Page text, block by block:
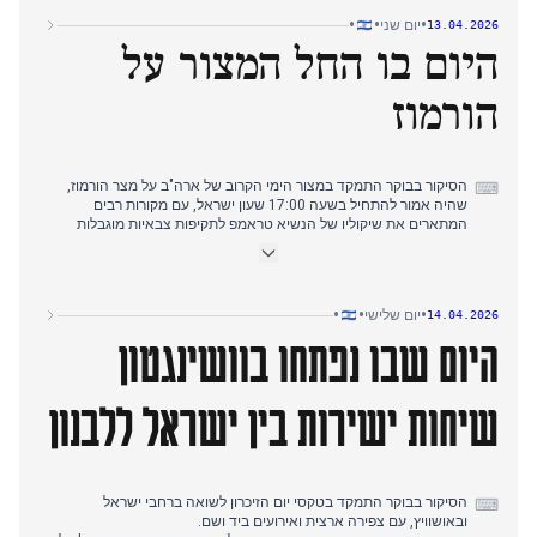
וחששות ממתקפת מנע איראנית, תוך ציון סיום שלטונו בן שש-עשרה
השנים של ויקטור אורבן בהונגריה.
13.04.2026
•יום שני•
•
היום בו החל המצור על
הורמוז
⌨ הסיקור בבוקר התמקד במצור הימי הקרוב של ארה"ב על מצר הורמוז,
שהיה אמור להתחיל בשעה 17:00 שעון ישראל, עם מקורות רבים
המתארים את שיקוליו של הנשיא טראמפ לתקיפות צבאיות מוגבלות
דיווחים בשעות אחר הצהריים המוקדמות אישרו את יישום המצור בשעה
בצפון ישראל.
של ראש הממשלה נתניהו שקישר בין זיכרון השואה לאיומי הביטחון
הנוכחיים והבטיח שלא תהיה שואה שנייה.
14.04.2026
•יום שלישי•
•
היום שבו נפתחו בוושינגטון
שיחות ישירות בין ישראל ללבנון
⌨ הסיקור בבוקר התמקד בטקסי יום הזיכרון לשואה ברחבי ישראל
ובאושוויץ, עם צפירה ארצית ואירועים ביד ושם.